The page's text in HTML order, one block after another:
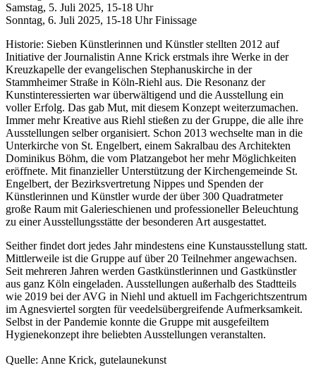
Samstag, 5. Juli 2025, 15-18 Uhr
Sonntag, 6. Juli 2025, 15-18 Uhr Finissage
Historie: Sieben Künstlerinnen und Künstler stellten 2012 auf
Initiative der Journalistin Anne Krick erstmals ihre Werke in der
Kreuzkapelle der evangelischen Stephanuskirche in der
Stammheimer Straße in Köln-Riehl aus. Die Resonanz der
Kunstinteressierten war überwältigend und die Ausstellung ein
voller Erfolg. Das gab Mut, mit diesem Konzept weiterzumachen.
Immer mehr Kreative aus Riehl stießen zu der Gruppe, die alle ihre
Ausstellungen selber organisiert. Schon 2013 wechselte man in die
Unterkirche von St. Engelbert, einem Sakralbau des Architekten
Dominikus Böhm, die vom Platzangebot her mehr Möglichkeiten
eröffnete. Mit finanzieller Unterstützung der Kirchengemeinde St.
Engelbert, der Bezirksvertretung Nippes und Spenden der
Künstlerinnen und Künstler wurde der über 300 Quadratmeter
große Raum mit Galerieschienen und professioneller Beleuchtung
zu einer Ausstellungsstätte der besonderen Art ausgestattet.
Seither findet dort jedes Jahr mindestens eine Kunstausstellung statt.
Mittlerweile ist die Gruppe auf über 20 Teilnehmer angewachsen.
Seit mehreren Jahren werden Gastkünstlerinnen und Gastkünstler
aus ganz Köln eingeladen. Ausstellungen außerhalb des Stadtteils
wie 2019 bei der AVG in Niehl und aktuell im Fachgerichtszentrum
im Agnesviertel sorgten für veedelsübergreifende Aufmerksamkeit.
Selbst in der Pandemie konnte die Gruppe mit ausgefeiltem
Hygienekonzept ihre beliebten Ausstellungen veranstalten.
Quelle: Anne Krick, gutelaunekunst